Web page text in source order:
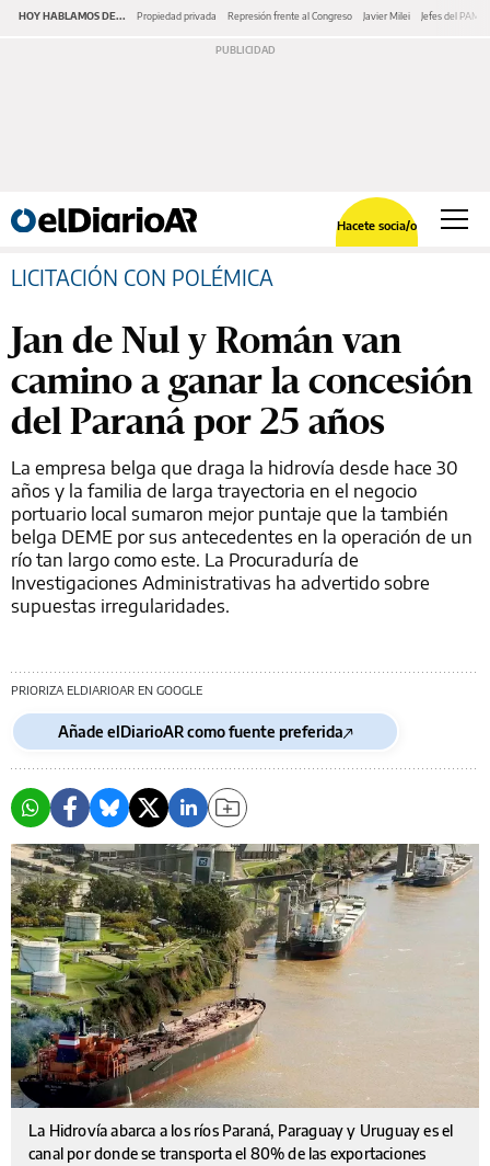
HOY HABLAMOS DE... Propiedad privada Represión frente al Congreso Javier Milei Jefes del PAMI
Hacete socia/o
LICITACIÓN CON POLÉMICA
Jan de Nul y Román van
camino a ganar la concesión
del Paraná por 25 años
La empresa belga que draga la hidrovía desde hace 30
años y la familia de larga trayectoria en el negocio
portuario local sumaron mejor puntaje que la también
belga DEME por sus antecedentes en la operación de un
río tan largo como este. La Procuraduría de
Investigaciones Administrativas ha advertido sobre
supuestas irregularidades.
PRIORIZA ELDIARIOAR EN GOOGLE
Añade elDiarioAR como fuente preferida
La Hidrovía abarca a los ríos Paraná, Paraguay y Uruguay es el
canal por donde se transporta el 80% de las exportaciones